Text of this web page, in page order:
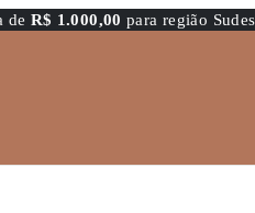
de R$ 1.000,00 para região